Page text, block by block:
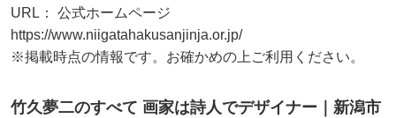
URL： 公式ホームページ
https://www.niigatahakusanjinja.or.jp/
※掲載時点の情報です。お確かめの上ご利用ください。
竹久夢二のすべて 画家は詩人でデザイナー｜新潟市